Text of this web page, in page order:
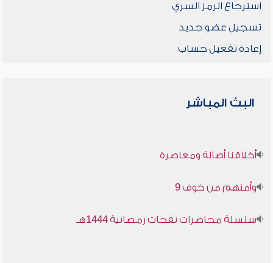
استرجاع الرمز السري
تسجيل عضو جديد
إعادة تفعيل حساب
البث المباشر
أخلاقنا أصالة ومعاصرة
وأمنهم من خوف 9
سلسلة محاضرات نفحات رمضانية 1444هـ